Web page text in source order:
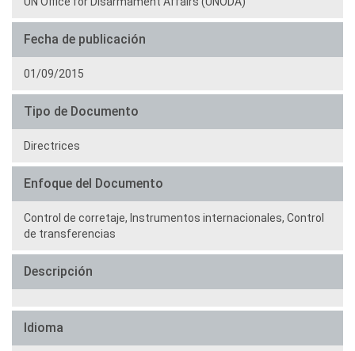
Fecha de publicación
01/09/2015
Tipo de Documento
Directrices
Enfoque del Documento
Control de corretaje, Instrumentos internacionales, Control
de transferencias
Descripción
Idioma